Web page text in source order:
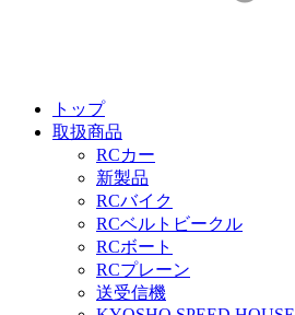
トップ
取扱商品
RCカー
新製品
RCバイク
RCベルトビークル
RCボート
RCプレーン
送受信機